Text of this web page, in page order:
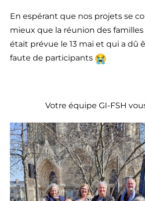
En espérant que nos projets se
mieux que la réunion des
était prévue le 13 mai et qui a dû
faute de participants
Votre équipe GI-FSH